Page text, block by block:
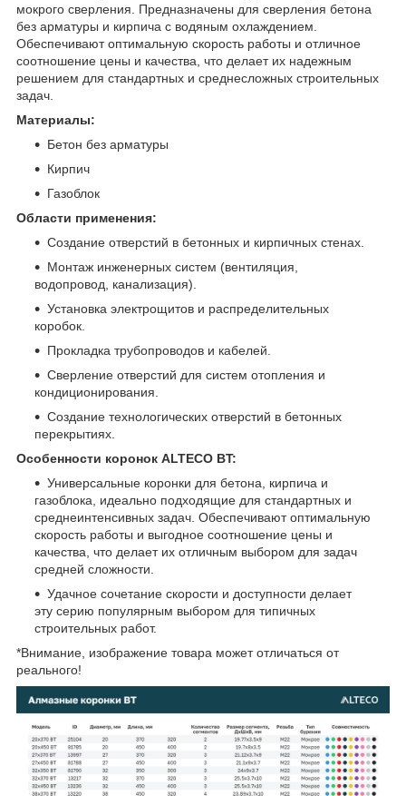
мокрого сверления. Предназначены для сверления бетона
без арматуры и кирпича с водяным охлаждением.
Обеспечивают оптимальную скорость работы и отличное
соотношение цены и качества, что делает их надежным
решением для стандартных и среднесложных строительных
задач.
Материалы:
Бетон без арматуры
Кирпич
Газоблок
Области применения:
Создание отверстий в бетонных и кирпичных стенах.
Монтаж инженерных систем (вентиляция,
водопровод, канализация).
Установка электрощитов и распределительных
коробок.
Прокладка трубопроводов и кабелей.
Сверление отверстий для систем отопления и
кондиционирования.
Создание технологических отверстий в бетонных
перекрытиях.
Особенности коронок ALTECO BT:
Универсальные коронки для бетона, кирпича и
газоблока, идеально подходящие для стандартных и
среднеинтенсивных задач. Обеспечивают оптимальную
скорость работы и выгодное соотношение цены и
качества, что делает их отличным выбором для задач
средней сложности.
Удачное сочетание скорости и доступности делает
эту серию популярным выбором для типичных
строительных работ.
*Внимание, изображение товара может отличаться от
реального!